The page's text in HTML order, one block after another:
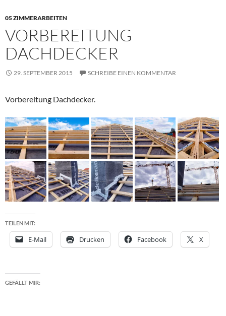
05 ZIMMERARBEITEN
VORBEREITUNG
DACHDECKER
29. SEPTEMBER 2015 SCHREIBE EINEN KOMMENTAR
Vorbereitung Dachdecker.
TEILEN MIT:
E-Mail Drucken Facebook X
GEFÄLLT MIR: